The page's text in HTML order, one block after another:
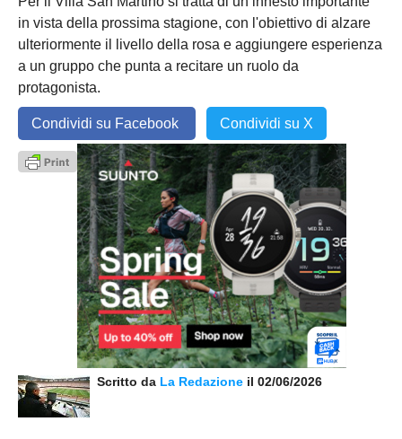
in vista della prossima stagione, con l'obiettivo di alzare
ulteriormente il livello della rosa e aggiungere esperienza
a un gruppo che punta a recitare un ruolo da
protagonista.
Condividi su Facebook Condividi su X
Scritto da La Redazione il 02/06/2026